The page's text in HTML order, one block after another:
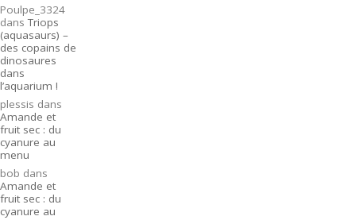
Poulpe_3324
dansTriops
(aquasaurs) –
des copains de
dinosaures
dans
l’aquarium !
plessis dans
Amande et
fruit sec : du
cyanure au
menu
bob dans
Amande et
fruit sec : du
cyanure au